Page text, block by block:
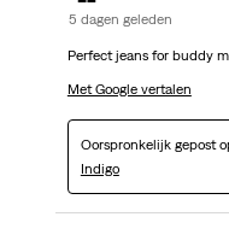
5 dagen geleden
Perfect jeans for buddy
Met Google vertalen
Oorspronkelijk gepost
Indigo